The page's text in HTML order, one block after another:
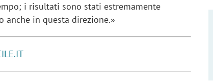
i risultati sono stati estremamente
anche in questa direzione.»